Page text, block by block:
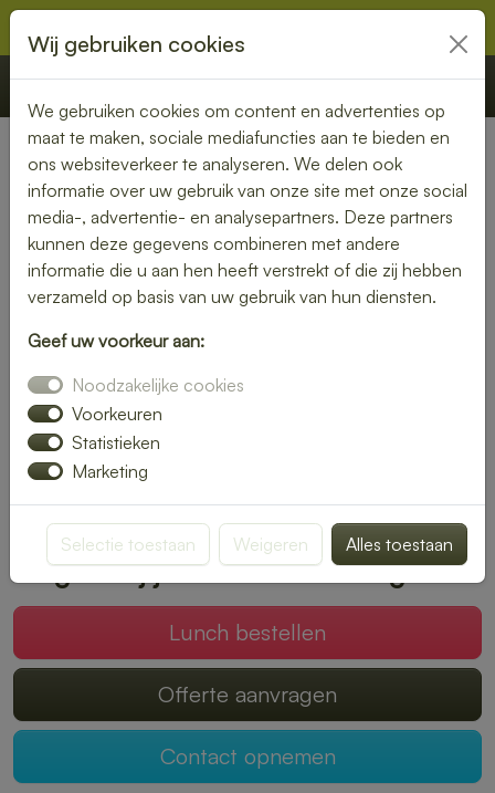
€ 0,00 Offerte Bestellen
Nederland» Jouswier
Smaakvolle lunch bezorgen in
Jouswier
lunch bezorgservice in Jouswier en geniet van heerlijke
gerechten die met liefde zijn bereid. Van knapperige
broodjes tot voedzame salades – wij bezorgen het
rechtstreeks bij jou thuis of op kantoor.
Met een gevarieerd menu is er altijd een lunch die bij jouw
genieten van een onbezorgde middagpauze.
Mogen wij jouw lunch verzorgen?
Lunch bestellen
Offerte aanvragen
Contact opnemen
Wij gebruiken cookies
We gebruiken cookies om content en advertenties op
maat te maken, sociale mediafuncties aan te bieden en
ons websiteverkeer te analyseren. We delen ook
informatie over uw gebruik van onze site met onze social
media-, advertentie- en analysepartners. Deze partners
kunnen deze gegevens combineren met andere
informatie die u aan hen heeft verstrekt of die zij hebben
verzameld op basis van uw gebruik van hun diensten.
Geef uw voorkeur aan:
Noodzakelijke cookies
Voorkeuren
Statistieken
Marketing
Selectie toestaan Weigeren Alles toestaan